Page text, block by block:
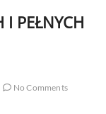
I PEŁNYCH
No Comments